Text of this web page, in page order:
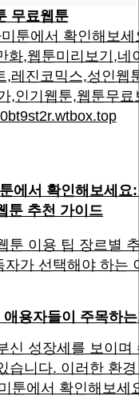
무료웹툰
툰에서 확인해보세
화,웹툰미리보기,네
,레진코믹스,성인웹
,인기웹툰,웹툰무료
에서 확인해보세요
툰 추천 가이드
툰 이용 팁 장르별
가 선택해야 하는
용자들이 주목하
신 성장세를 보이며
습니다. 이러한 환
툰에서 확인해보세